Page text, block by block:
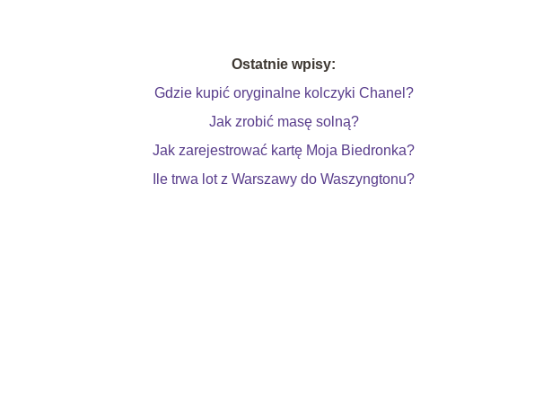
Ostatnie wpisy:
Gdzie kupić oryginalne kolczyki Chanel?
Jak zrobić masę solną?
Jak zarejestrować kartę Moja Biedronka?
Ile trwa lot z Warszawy do Waszyngtonu?